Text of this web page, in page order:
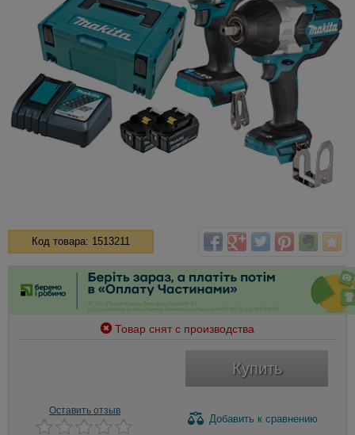
Код товара: 1513211
Товар снят с производства
Купить
Оставить отзыв
Добавить к сравнению